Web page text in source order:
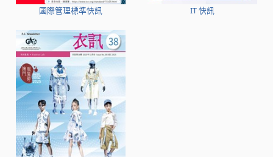
國際管理標準快訊 IT 快訊